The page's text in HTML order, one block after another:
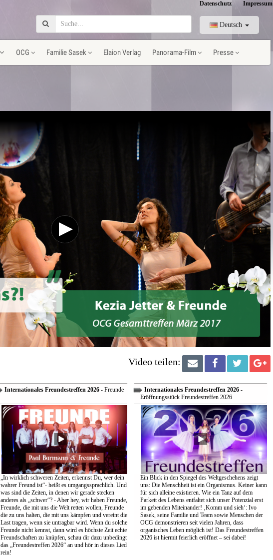
Datenschutz Impressum
Deutsch
OCG Familie Sasek Elaion Verlag Panorama-Film Presse
Video teilen:
Internationales Freundestreffen 2026- Freunde
„In wirklich schweren Zeiten, erkennst Du, wer dein
wahrer Freund ist“- heißt es umgangssprachlich. Und
was sind die Zeiten, in denen wir gerade stecken
anderes als „schwer“? - Aber hey, wir haben Freunde,
Freunde, die mit uns die Welt retten wollen, Freunde
die zu uns halten, die mit uns kämpfen und vereint die
Last tragen, wenn sie untragbar wird. Wenn du solche
Freunde nicht kennst, dann wird es höchste Zeit echte
Freundschaften zu knüpfen, schau dir dazu unbedingt
das „Freundestreffen 2026“ an und hör in dieses Lied
rein!
Internationales Freundestreffen 2026-
Eröffnungsstück Freundestreffen 2026
Ein Blick in den Spiegel des Weltgeschehens zeigt
uns: Die Menschheit ist ein Organismus. Keiner kann
für sich alleine existieren. Wie ein Tanz auf dem
Parkett des Lebens entfaltet sich unser Potenzial erst
im gebenden Miteinander! ‚Komm und sieh‘: Ivo
Sasek, seine Familie und Team sowie Menschen der
OCG demonstrieren seit vielen Jahren, dass
organisches Leben möglich ist! Das Freundestreffen
2026 ist hiermit feierlich eröffnet – sei dabei!